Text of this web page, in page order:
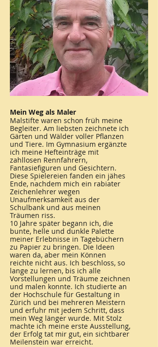
Mein Weg als Maler
Malstifte waren schon früh meine
Begleiter. Am liebsten zeichnete ich
Gärten und Wälder voller Pflanzen
und Tiere. Im Gymnasium ergänzte
ich meine Hefteinträge mit
zahllosen Rennfahrern,
Fantasiefiguren und Gesichtern.
Diese Spielereien fanden ein jähes
Ende, nachdem mich ein rabiater
Zeichenlehrer wegen
Unaufmerksamkeit aus der
Schulbank und aus meinen
Träumen riss.
10 Jahre später begann ich, die
bunte, helle und dunkle Palette
meiner Erlebnisse in Tagebüchern
zu Papier zu bringen. Die Ideen
waren da, aber mein Können
reichte nicht aus. Ich beschloss, so
lange zu lernen, bis ich alle
Vorstellungen und Träume zeichnen
und malen konnte. Ich studierte an
der Hochschule für Gestaltung in
Zürich und bei mehreren Meistern
und erfuhr mit jedem Schritt, dass
mein Weg länger wurde. Mit Stolz
machte ich meine erste Ausstellung,
der Erfolg tat mir gut, ein sichtbarer
Meilenstein war erreicht.